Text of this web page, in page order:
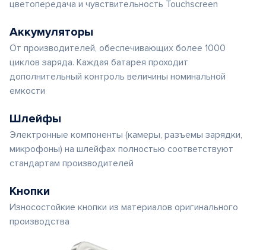
цветопередача и чувствительность Touchscreen
Аккумуляторы
От производителей, обеспечивающих более 1000
циклов заряда. Каждая батарея проходит
дополнительный контроль величины номинальной
емкости
Шлейфы
Электронные компоненты (камеры, разъемы зарядки,
микрофоны) на шлейфах полностью соответствуют
стандартам производителей
Кнопки
Износостойкие кнопки из материалов оригинального
производства